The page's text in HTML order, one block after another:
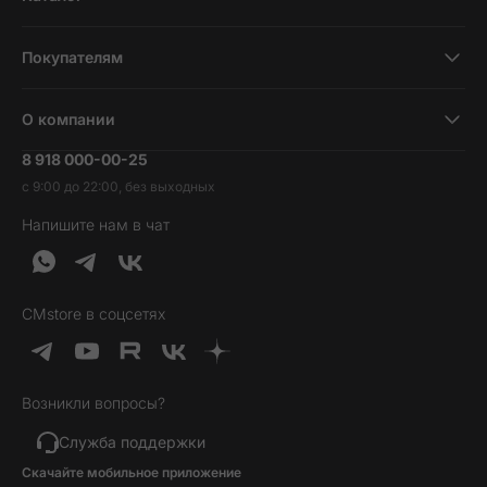
Планшеты
Наушники и колонки
Гаджеты
Услуги и софт
Идеи подарков
Товары дня
Выгодные комплекты
Хиты продаж
Покупателям
Трейд-ин
Гарантия и возврат
Доставка и оплата
Кредит и рассрочка
О компании
Вакансии
Контакты
Обратная связь
О нас
8 918 000-00-25
с 9:00 до 22:00, без выходных
Напишите нам в чат
CMstore в соцсетях
Возникли вопросы?
Служба поддержки
Скачайте мобильное приложение